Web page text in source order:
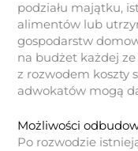
podziału majątku,
alimentów lub
gospodarstw
na budżet każdej
z rozwodem koszty
adwokatów mogą
Możliwości
Po rozwodzie